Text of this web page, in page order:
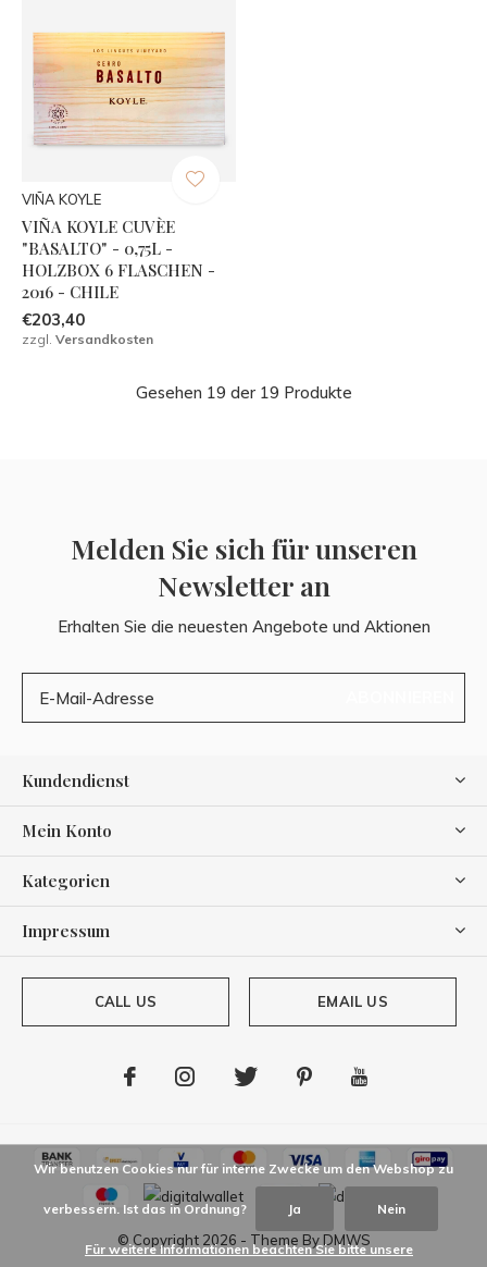
VIÑA KOYLE
VIÑA KOYLE CUVÈE
"BASALTO" - 0,75L -
HOLZBOX 6 FLASCHEN -
2016 - CHILE
€203,40
zzgl. Versandkosten
Gesehen 19 der 19 Produkte
Melden Sie sich für unseren
Newsletter an
Erhalten Sie die neuesten Angebote und Aktionen
Kundendienst
Mein Konto
Kategorien
Impressum
CALL US EMAIL US
© Copyright 2026 - Theme By DMWS
Wir benutzen Cookies nur für interne Zwecke um den Webshop zu
verbessern. Ist das in Ordnung? Ja Nein
Für weitere Informationen beachten Sie bitte unsere